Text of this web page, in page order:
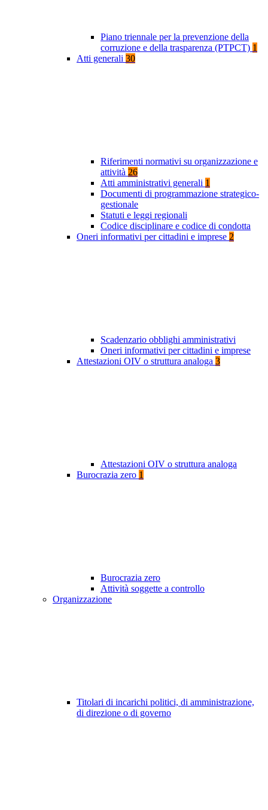
Piano triennale per la prevenzione della
corruzione e della trasparenza (PTPCT) 1
Atti generali 30
Riferimenti normativi su organizzazione e
attività 26
Atti amministrativi generali 1
Documenti di programmazione strategico-
gestionale
Statuti e leggi regionali
Codice disciplinare e codice di condotta
Oneri informativi per cittadini e imprese 2
Scadenzario obblighi amministrativi
Oneri informativi per cittadini e imprese
Attestazioni OIV o struttura analoga 3
Attestazioni OIV o struttura analoga
Burocrazia zero 1
Burocrazia zero
Attività soggette a controllo
Organizzazione
Titolari di incarichi politici, di amministrazione,
di direzione o di governo